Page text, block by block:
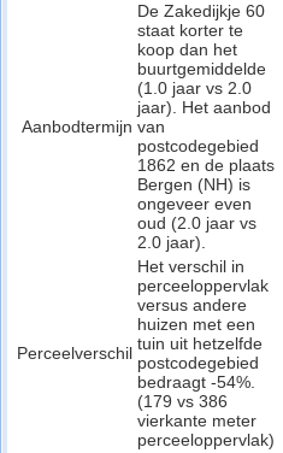
Aanbodtermijn
De Zakedijkje 60
staat korter te
koop dan het
buurtgemiddelde
(1.0 jaar vs 2.0
jaar). Het aanbod
van
postcodegebied
1862 en de plaats
Bergen (NH) is
ongeveer even
oud (2.0 jaar vs
2.0 jaar).
Perceelverschil
Het verschil in
perceeloppervlak
versus andere
huizen met een
tuin uit hetzelfde
postcodegebied
bedraagt -54%.
(179 vs 386
vierkante meter
perceeloppervlak)